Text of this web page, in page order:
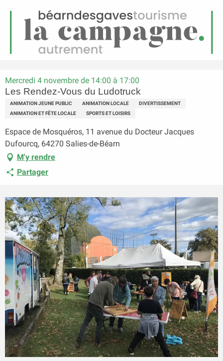
Menu
Les Rendez-Vous du Ludotruck
Mercredi 4 novembre de 14:00 à 17:00
Les Rendez-Vous du Ludotruck
ANIMATION JEUNE PUBLIC ANIMATION LOCALE
DIVERTISSEMENT
ANIMATION ET FÊTE LOCALE
SPORTS ET LOISIRS
Espace de Mosquéros, 11 avenue du Docteur Jacques
Dufourcq, 64270 Salies-de-Béarn
M'y rendre
Partager